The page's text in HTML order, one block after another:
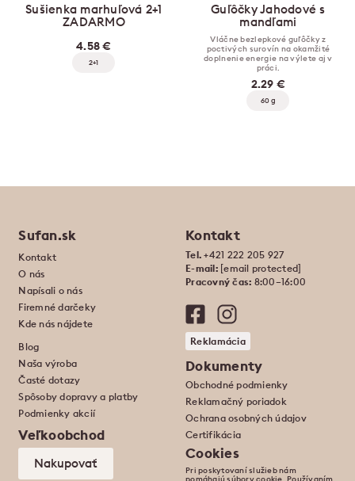
Sušienka marhuľová 2+1
ZADARMO
4.58 €
2+1
Guľôčky Jahodové s
mandľami
Vláčne bezlepkové guľôčky z
poctivých surovín na okamžité
doplnenie energie na výlete aj v
práci.
2.29 €
60 g
Sufan.sk
Kontakt
O nás
Napísali o nás
Firemné darčeky
Kde nás nájdete
Blog
Naša výroba
Časté dotazy
Spôsoby dopravy a platby
Podmienky akcií
Veľkoobchod
Nakupovať
Kontakt
Tel. +421 222 205 927
E-mail: [email protected]
Pracovný čas: 8:00–16:00
Reklamácia
Dokumenty
Obchodné podmienky
Reklamačný poriadok
Ochrana osobných údajov
Certifikácia
Cookies
Pri poskytovaní služieb nám
pomáhajú súbory cookie. Používaním